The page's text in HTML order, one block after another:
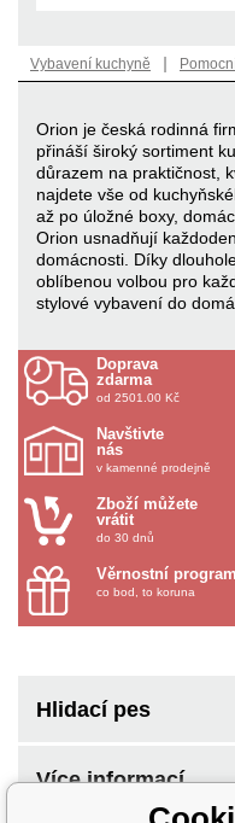
Vybavení kuchyně |
Orion je česká rodinná
přináší široký sortiment
důrazem na praktičnost,
najdete vše od
až po úložné boxy,
Orion usnadňují
domácnosti. Díky
oblíbenou volbou pro
stylové vybavení do
Doprava
zdarma
od 2501.00 Kč
Navštivte
nás
v kamenné prodejně
Zboží můžete
vrátit
do 30 dnů
Věrnostní program
co bod, to koruna
Hlidací pes
Více informací